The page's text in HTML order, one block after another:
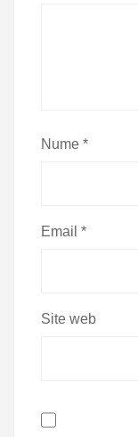
Nume *
Email *
Site web